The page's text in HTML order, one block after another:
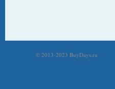
© 2013-2023 BuyDays.ru